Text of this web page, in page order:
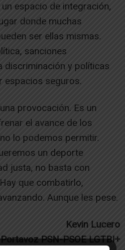
espacio de integración,
donde muchas
ser ellas mismas.
sanciones
discriminación y políticas
espacios seguros.
provocación. Es un
el avance de los
lo podemos permitir.
un deporte
justa, no basta con
que combatirlo,
Aunque les pese.
Kevin Lucero
Portavoz PSN-PSOE LGTBI+